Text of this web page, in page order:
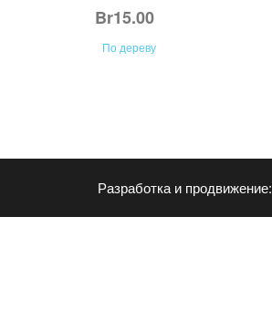
Br15.00
По дереву
Разработка и продвижение: